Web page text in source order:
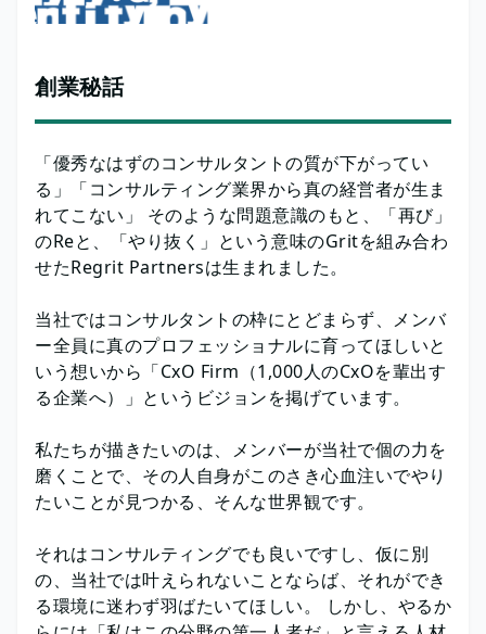
創業秘話
「優秀なはずのコンサルタントの質が下がってい
る」「コンサルティング業界から真の経営者が生ま
れてこない」 そのような問題意識のもと、「再び」
のReと、「やり抜く」という意味のGritを組み合わ
せたRegrit Partnersは生まれました。
当社ではコンサルタントの枠にとどまらず、メンバ
ー全員に真のプロフェッショナルに育ってほしいと
いう想いから「CxO Firm（1,000人のCxOを輩出す
る企業へ）」というビジョンを掲げています。
私たちが描きたいのは、メンバーが当社で個の力を
磨くことで、その人自身がこのさき心血注いでやり
たいことが見つかる、そんな世界観です。
それはコンサルティングでも良いですし、仮に別
の、当社では叶えられないことならば、それができ
る環境に迷わず羽ばたいてほしい。 しかし、やるか